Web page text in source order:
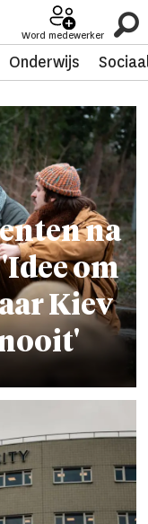
Word medewerker
Onderwijs
na
om
Kiev